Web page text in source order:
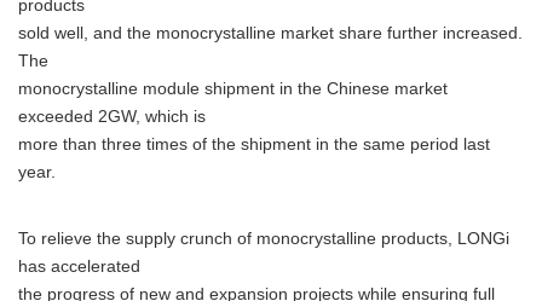
products
sold well, and the monocrystalline market share further increased.
The
monocrystalline module shipment in the Chinese market
exceeded 2GW, which is
more than three times of the shipment in the same period last
year.
To relieve the supply crunch of monocrystalline products, LONGi
has accelerated
the progress of new and expansion projects while ensuring full